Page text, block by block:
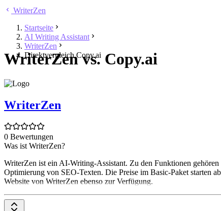
WriterZen
Startseite
AI Writing Assistant
WriterZen
Direktvergleich Copy.ai
WriterZen vs. Copy.ai
WriterZen
0 Bewertungen
Was ist WriterZen?
WriterZen ist ein AI-Writing-Assistant. Zu den Funktionen
Optimierung von SEO-Texten. Die Preise im Basic-Paket starten
Website von WriterZen ebenso zur Verfügung.